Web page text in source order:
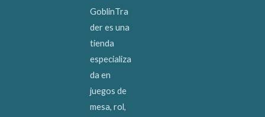
GoblinTra
der es una
tienda
especializa
da en
juegos de
mesa, rol,